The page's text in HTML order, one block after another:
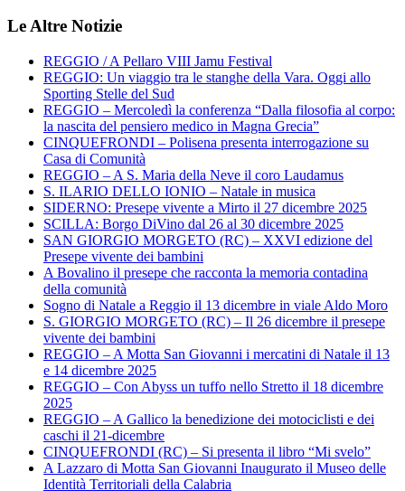
Le Altre Notizie
REGGIO / A Pellaro VIII Jamu Festival
REGGIO: Un viaggio tra le stanghe della Vara. Oggi allo
Sporting Stelle del Sud
REGGIO – Mercoledì la conferenza “Dalla filosofia al corpo:
la nascita del pensiero medico in Magna Grecia”
CINQUEFRONDI – Polisena presenta interrogazione su
Casa di Comunità
REGGIO – A S. Maria della Neve il coro Laudamus
S. ILARIO DELLO IONIO – Natale in musica
SIDERNO: Presepe vivente a Mirto il 27 dicembre 2025
SCILLA: Borgo DiVino dal 26 al 30 dicembre 2025
SAN GIORGIO MORGETO (RC) – XXVI edizione del
Presepe vivente dei bambini
A Bovalino il presepe che racconta la memoria contadina
della comunità
Sogno di Natale a Reggio il 13 dicembre in viale Aldo Moro
S. GIORGIO MORGETO (RC) – Il 26 dicembre il presepe
vivente dei bambini
REGGIO – A Motta San Giovanni i mercatini di Natale il 13
e 14 dicembre 2025
REGGIO – Con Abyss un tuffo nello Stretto il 18 dicembre
2025
REGGIO – A Gallico la benedizione dei motociclisti e dei
caschi il 21-dicembre
CINQUEFRONDI (RC) – Si presenta il libro “Mi svelo”
A Lazzaro di Motta San Giovanni Inaugurato il Museo delle
Identità Territoriali della Calabria